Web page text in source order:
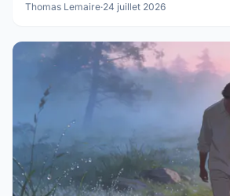
Thomas Lemaire·24 juillet 2026